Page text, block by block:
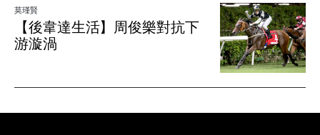
莫瑾賢
【後韋達生活】周俊樂對抗下
游漩渦